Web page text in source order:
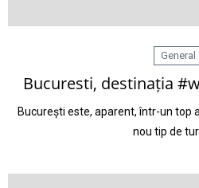
General
Bucuresti, destinația
București este, aparent, într-un top
nou tip de